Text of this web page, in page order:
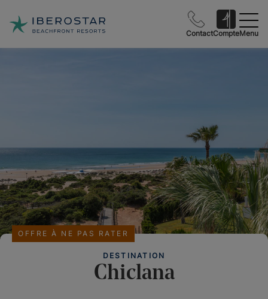
ContactCompteMenu
DESTINATION
Chiclana
OFFRE À NE PAS RATER